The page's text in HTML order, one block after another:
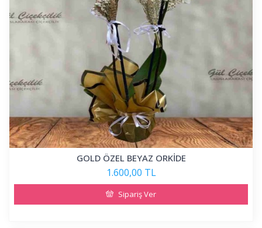
GOLD ÖZEL BEYAZ ORKİDE
1.600,00 TL
Sipariş Ver